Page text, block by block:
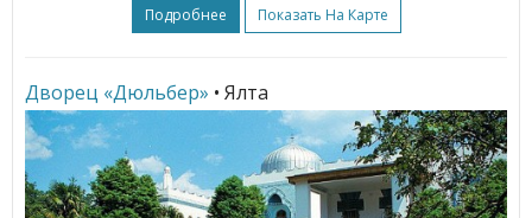
Подробнее Показать На Карте
Дворец «Дюльбер» • Ялта